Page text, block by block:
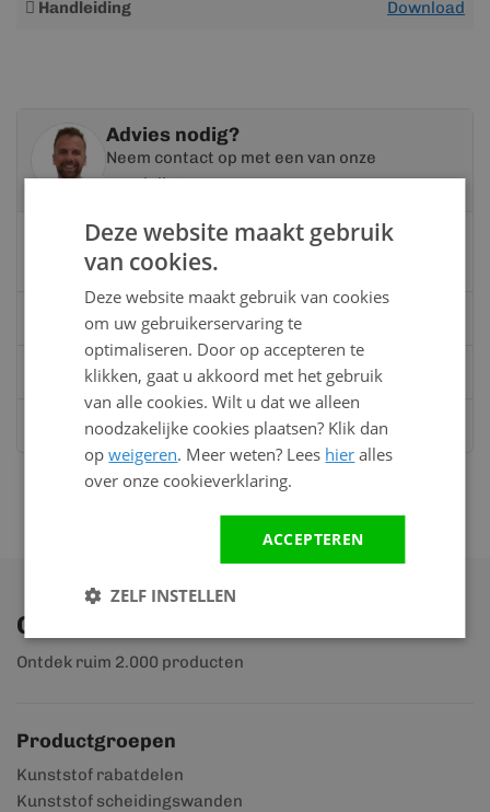
Handleiding Download
Advies nodig?
Neem contact op met een van onze
specialisten
Vandaag bereikbaar
van 08:00 tot 17:00 uur
0528 - 355190
Mailinfo@kunststofbouwmateriaal.nl
Stuur ons een bericht opWhatsapp
Ontdek ons assortiment
Ontdek ruim 2.000 producten
Productgroepen
Kunststof rabatdelen
Kunststof scheidingswanden
Deze website maakt gebruik
van cookies.
Deze website maakt gebruik van cookies
om uw gebruikerservaring te
optimaliseren. Door op accepteren te
klikken, gaat u akkoord met het gebruik
van alle cookies. Wilt u dat we alleen
noodzakelijke cookies plaatsen? Klik dan
opweigeren. Meer weten? Lees hier alles
over onze cookieverklaring.
ACCEPTEREN
ZELF INSTELLEN